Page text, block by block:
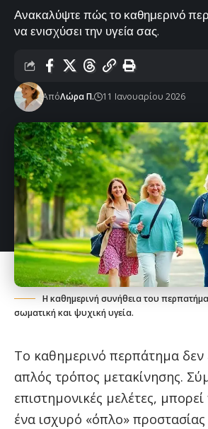
Ανακαλύψτε πώς το καθημερινό
να ενισχύσει την υγεία σας.
ΑπόΛώρα Π. 11 Ιανουαρίου 2026
Η καθημερινή συνήθεια του
σωματική και ψυχική υγεία.
Το καθημερινό περπάτημα δεν
απλός τρόπος μετακίνησης.
επιστημονικές μελέτες,
ένα ισχυρό «όπλο» προστασίας